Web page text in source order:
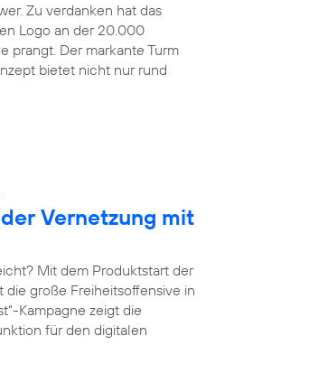
Zu verdanken hat das
Logo an der 20.000
prangt. Der markante Turm
bietet nicht nur rund
Vernetzung mit
Mit dem Produktstart der
die große Freiheitsoffensive in
Kampagne zeigt die
für den digitalen